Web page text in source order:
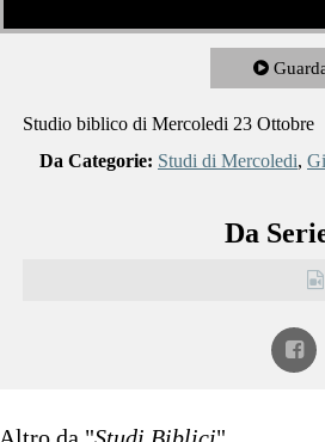
Studio biblico di Mercoledi 23 Ottobre
Da Categorie: Studi di Mercoledi,
Da